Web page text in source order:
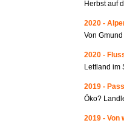
Herbst auf
2020 -
Von
2020 -
Lettland im
2019 -
Öko?
2019 - Von